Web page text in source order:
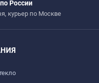
России
курьер по Москве